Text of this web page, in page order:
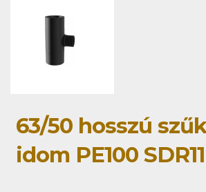
63/50 hosszú
idom PE100 SDR11